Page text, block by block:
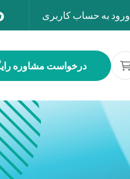
ورود به حساب کاربری
درخواست مشاوره